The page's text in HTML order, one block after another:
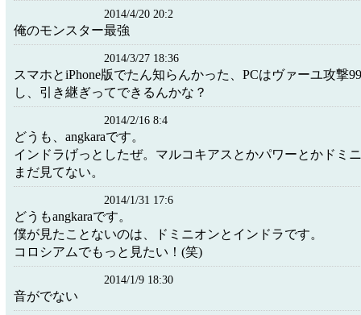
2014/4/20 20:2
俺のモンスター最強
2014/3/27 18:36
スマホとiPhone版でたん知らんかった、PCはヴァーユ攻撃
し、引き継ぎってできるんかな？
2014/2/16 8:4
どうも、angkaraです。
インドラげっとしたぜ。マルコキアスとかパワーとかドミ
まだ見てない。
2014/1/31 17:6
どうもangkaraです。
僕が見たことないのは、ドミニオンとインドラです。
コロシアムでもっと見たい！(笑)
2014/1/9 18:30
音がでない